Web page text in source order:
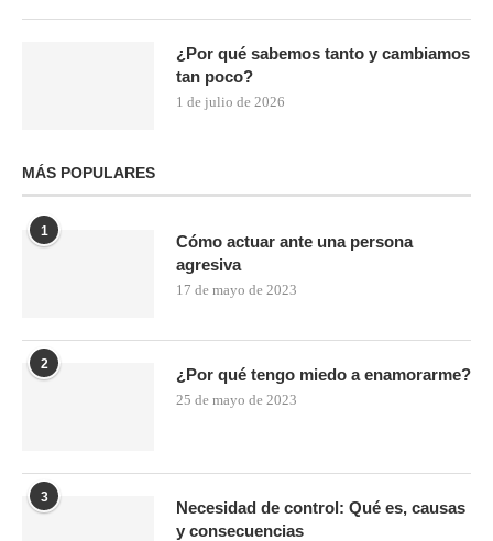
¿Por qué sabemos tanto y cambiamos
tan poco?
1 de julio de 2026
MÁS POPULARES
1
Cómo actuar ante una persona
agresiva
17 de mayo de 2023
2
¿Por qué tengo miedo a enamorarme?
25 de mayo de 2023
3
Necesidad de control: Qué es, causas
y consecuencias